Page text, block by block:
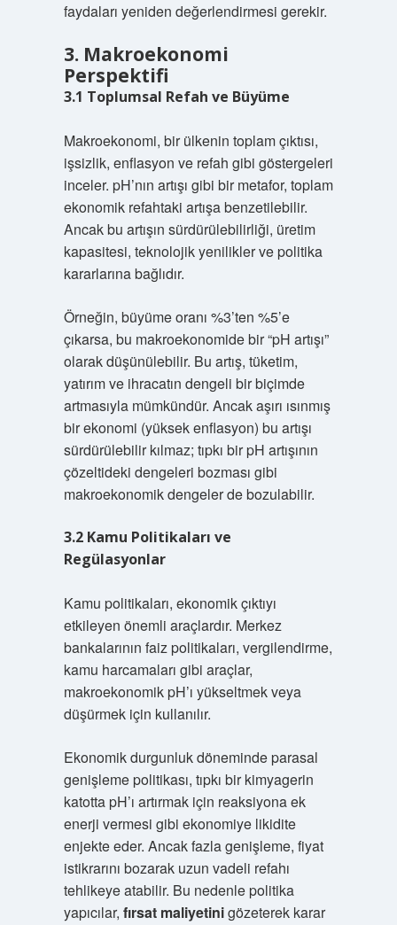
faydaları yeniden değerlendirmesi gerekir.
3. Makroekonomi
Perspektifi
3.1 Toplumsal Refah ve Büyüme
Makroekonomi, bir ülkenin toplam çıktısı,
işsizlik, enflasyon ve refah gibi göstergeleri
inceler. pH’nın artışı gibi bir metafor, toplam
ekonomik refahtaki artışa benzetilebilir.
Ancak bu artışın sürdürülebilirliği, üretim
kapasitesi, teknolojik yenilikler ve politika
kararlarına bağlıdır.
Örneğin, büyüme oranı %3’ten %5’e
çıkarsa, bu makroekonomide bir “pH artışı”
olarak düşünülebilir. Bu artış, tüketim,
yatırım ve ihracatın dengeli bir biçimde
artmasıyla mümkündür. Ancak aşırı ısınmış
bir ekonomi (yüksek enflasyon) bu artışı
sürdürülebilir kılmaz; tıpkı bir pH artışının
çözeltideki dengeleri bozması gibi
makroekonomik dengeler de bozulabilir.
3.2 Kamu Politikaları ve
Regülasyonlar
Kamu politikaları, ekonomik çıktıyı
etkileyen önemli araçlardır. Merkez
bankalarının faiz politikaları, vergilendirme,
kamu harcamaları gibi araçlar,
makroekonomik pH’ı yükseltmek veya
düşürmek için kullanılır.
Ekonomik durgunluk döneminde parasal
genişleme politikası, tıpkı bir kimyagerin
katotta pH’ı artırmak için reaksiyona ek
enerji vermesi gibi ekonomiye likidite
enjekte eder. Ancak fazla genişleme, fiyat
istikrarını bozarak uzun vadeli refahı
tehlikeye atabilir. Bu nedenle politika
yapıcılar, fırsat maliyetinigözeterek karar